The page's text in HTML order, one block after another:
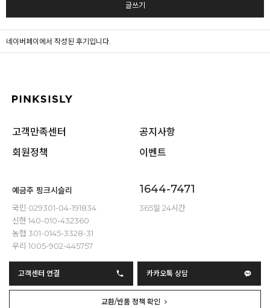
글쓰기
네이버페이에서 작성된 후기입니다.
고객만족센터
공지사항
회원정책
이벤트
예금주 핑크시슬리
국민 029301-04-191834
신한 140-010-432360
농협 301-0145-3328-31
우리 1005-902-445757
1644-7471
365일 24시간
고객센터 연결 카카오톡 상담
교환/반품 정책 확인